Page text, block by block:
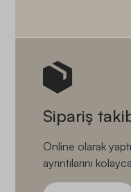
Sipariş
Online olarak
ayrıntılarını